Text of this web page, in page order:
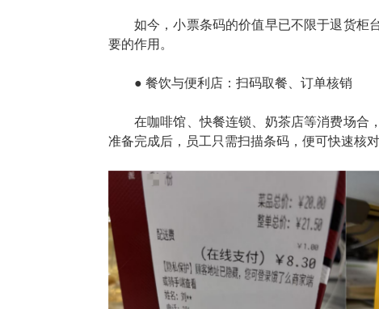
如今，小票条码的价值早已不限于退货柜
要的作用。
● 餐饮与便利店：扫码取餐、订单核销
在咖啡馆、快餐连锁、奶茶店等消费场合
准备完成后，员工只需扫描条码，便可快速核